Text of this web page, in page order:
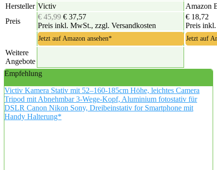
Hersteller Victiv
Amazon
Preis
€ 45,99 € 37,57
Preis inkl. MwSt., zzgl. Versandkosten
€ 18,72
Preis
Jetzt auf Amazon ansehen* Jetzt auf
Weitere
Angebote
Empfehlung
Victiv Kamera Stativ mit 52–160-185cm Höhe, leichtes Camera
Tripod mit Abnehmbar 3-Wege-Kopf, Aluminium fotostativ für
DSLR Canon Nikon Sony, Dreibeinstativ for Smartphone mit
Handy Halterung*